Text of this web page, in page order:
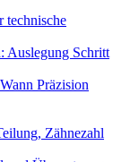
technische
Auslegung Schritt
Präzision
Zähnezahl